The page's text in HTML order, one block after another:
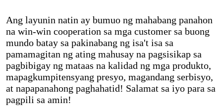
Ang layunin natin ay bumuo ng mahabang panahon
na win-win cooperation sa mga customer sa buong
mundo batay sa pakinabang ng isa't isa sa
pamamagitan ng ating mahusay na pagsisikap sa
pagbibigay ng mataas na kalidad ng mga produkto,
mapagkumpitensyang presyo, magandang serbisyo,
at napapanahong paghahatid! Salamat sa iyo para sa
pagpili sa amin!